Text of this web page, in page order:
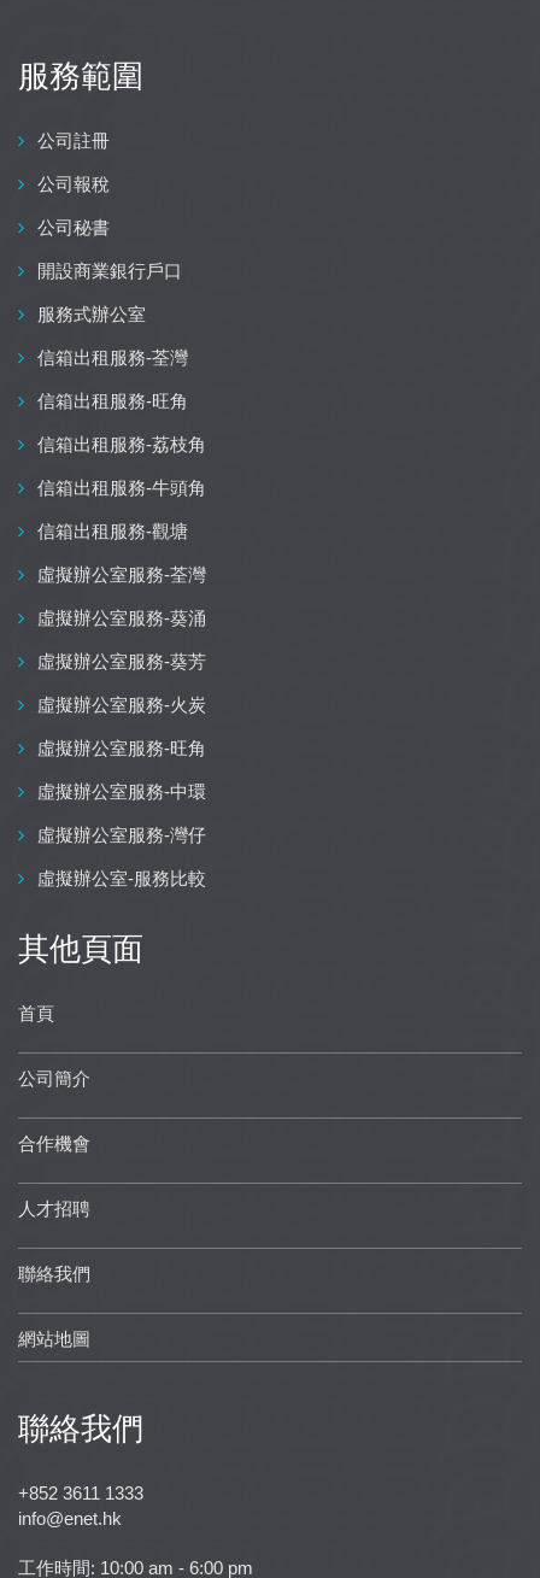
服務範圍
公司註冊
公司報稅
公司秘書
開設商業銀行戶口
服務式辦公室
信箱出租服務-荃灣
信箱出租服務-旺角
信箱出租服務-荔枝角
信箱出租服務-牛頭角
信箱出租服務-觀塘
虛擬辦公室服務-荃灣
虛擬辦公室服務-葵涌
虛擬辦公室服務-葵芳
虛擬辦公室服務-火炭
虛擬辦公室服務-旺角
虛擬辦公室服務-中環
虛擬辦公室服務-灣仔
虛擬辦公室-服務比較
其他頁面
首頁
公司簡介
合作機會
人才招聘
聯絡我們
網站地圖
聯絡我們
+852 3611 1333
info@enet.hk
工作時間: 10:00 am - 6:00 pm